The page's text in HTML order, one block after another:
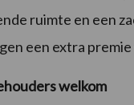
ruimte en een
een extra
welkom